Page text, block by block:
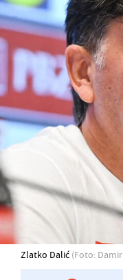
Zlatko Dalić (Foto: